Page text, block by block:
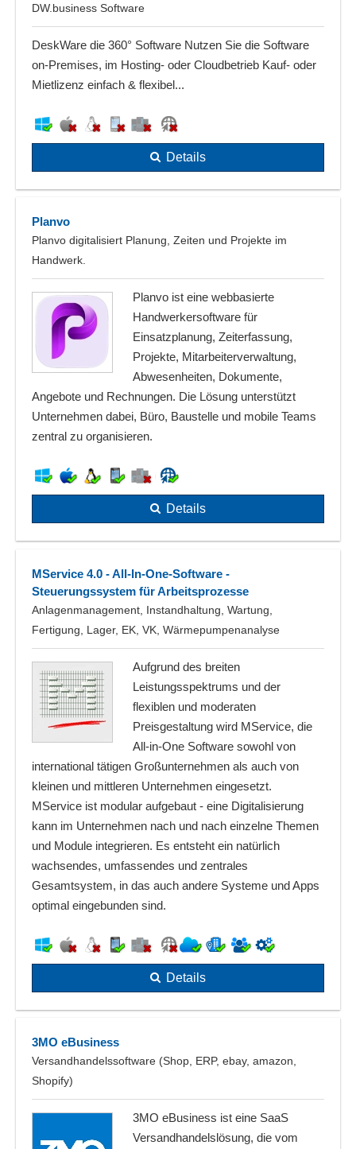
DW.business Software
DeskWare die 360° Software Nutzen Sie die Software
on-Premises, im Hosting- oder Cloudbetrieb Kauf- oder
Mietlizenz einfach & flexibel...
Details
Planvo
Planvo digitalisiert Planung, Zeiten und Projekte im
Handwerk.
Planvo ist eine webbasierte
Handwerkersoftware für
Einsatzplanung, Zeiterfassung,
Projekte, Mitarbeiterverwaltung,
Abwesenheiten, Dokumente,
Angebote und Rechnungen. Die Lösung unterstützt
Unternehmen dabei, Büro, Baustelle und mobile Teams
zentral zu organisieren.
Details
MService 4.0 - All-In-One-Software -
Steuerungssystem für Arbeitsprozesse
Anlagenmanagement, Instandhaltung, Wartung,
Fertigung, Lager, EK, VK, Wärmepumpenanalyse
Aufgrund des breiten
Leistungsspektrums und der
flexiblen und moderaten
Preisgestaltung wird MService, die
All-in-One Software sowohl von
international tätigen Großunternehmen als auch von
kleinen und mittleren Unternehmen eingesetzt.
MService ist modular aufgebaut - eine Digitalisierung
kann im Unternehmen nach und nach einzelne Themen
und Module integrieren. Es entsteht ein natürlich
wachsendes, umfassendes und zentrales
Gesamtsystem, in das auch andere Systeme und Apps
optimal eingebunden sind.
Details
3MO eBusiness
Versandhandelssoftware (Shop, ERP, ebay, amazon,
Shopify)
3MO eBusiness ist eine SaaS
Versandhandelslösung, die vom